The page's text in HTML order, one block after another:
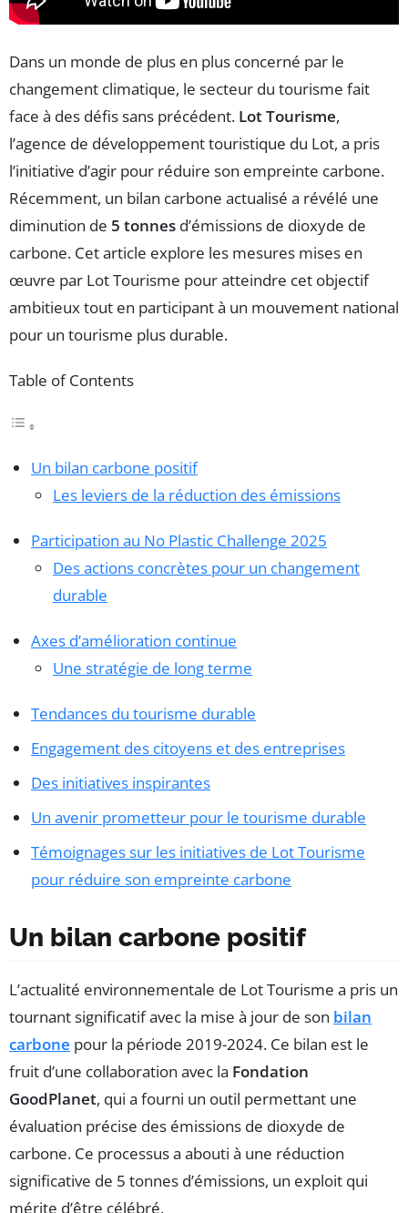
Dans un monde de plus en plus concerné par le
changement climatique, le secteur du tourisme fait
face à des défis sans précédent. Lot Tourisme,
l’agence de développement touristique du Lot, a pris
l’initiative d’agir pour réduire son empreinte carbone.
Récemment, un bilan carbone actualisé a révélé une
diminution de 5 tonnes d’émissions de dioxyde de
carbone. Cet article explore les mesures mises en
œuvre par Lot Tourisme pour atteindre cet objectif
ambitieux tout en participant à un mouvement national
pour un tourisme plus durable.
Table of Contents
Un bilan carbone positif
Les leviers de la réduction des émissions
Participation au No Plastic Challenge 2025
Des actions concrètes pour un changement
durable
Axes d’amélioration continue
Une stratégie de long terme
Tendances du tourisme durable
Engagement des citoyens et des entreprises
Des initiatives inspirantes
Un avenir prometteur pour le tourisme durable
Témoignages sur les initiatives de Lot Tourisme
pour réduire son empreinte carbone
Un bilan carbone positif
L’actualité environnementale de Lot Tourisme a pris un
tournant significatif avec la mise à jour de son bilan
carbone pour la période 2019-2024. Ce bilan est le
fruit d’une collaboration avec la Fondation
GoodPlanet, qui a fourni un outil permettant une
évaluation précise des émissions de dioxyde de
carbone. Ce processus a abouti à une réduction
significative de 5 tonnes d’émissions, un exploit qui
mérite d’être célébré.